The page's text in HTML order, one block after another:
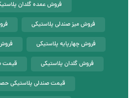
فروش عمده گلدان
فروش میز صندلی پلاستیکی
فروش چهارپایه پلاستیکی
فروش گلدان پلاستیکی قیمت
قیمت صندلی پلاستیکی